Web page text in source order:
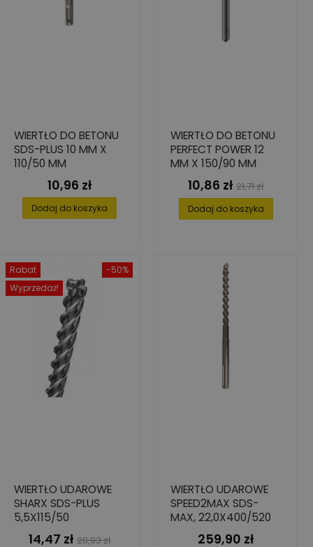
WIERTŁO DO BETONU
SDS-PLUS 10 MM X
110/50 MM
Cena
10,96 zł
Dodaj do koszyka
WIERTŁO DO BETONU
PERFECT POWER 12
MM X 150/90 MM
Cena
10,86 zł Cena
podstawowa
21,71 zł
Dodaj do koszyka
-50%
Rabat
Wyprzedaż!
WIERTŁO UDAROWE
SHARX SDS-PLUS
5,5X115/50
Cena
14,47 zł Cena
28,93 zł
WIERTŁO UDAROWE
SPEED2MAX SDS-
MAX, 22,0X400/520
Cena
259,90 zł